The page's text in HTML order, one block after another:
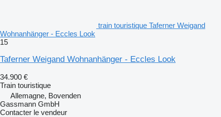
train touristique Taferner Weigand
Wohnanhänger - Eccles Look
15
Taferner Weigand Wohnanhänger - Eccles Look
34.900 €
Train touristique
Allemagne, Bovenden
Gassmann GmbH
Contacter le vendeur